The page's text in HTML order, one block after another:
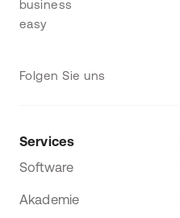
Folgen Sie uns
Services
Software
Akademie